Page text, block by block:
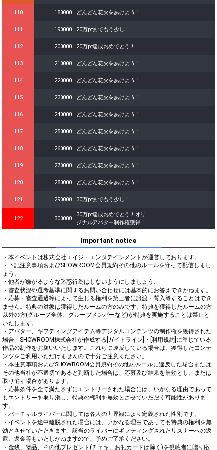
110 180000 どんどん花火をあげよう！
111 190000 20万ptまでもう少し！
112 200000 20万pt達成おめでとう！
113 210000 どんどん花火をあげよう！
114 220000 どんどん花火をあげよう！
115 230000 どんどん花火をあげよう！
116 240000 どんどん花火をあげよう！
117 250000 どんどん花火をあげよう！
118 260000 どんどん花火をあげよう！
119 270000 どんどん花火をあげよう！
120 280000 どんどん花火をあげよう！
121 290000 30万ptまでもう少し！
122 300000
30万pt達成おめでとう！オリ
ジナルアバター制作権獲得！
Important notice
・本イベントは株式会社エイジ・エンタテインメントが運営しております。
・下記注意事項およびSHOWROOM会員規約その他のルールを守って配信しまし
ょう。
・他者が嫌がるような迷惑行為はしないようにしましょう。
・審査状況や選考基準に関するお問い合わせには基本的にお答えできかねます。
・応募・審査通過等によって生じる権利を第三者に譲渡・質入等することはでき
ません。特典の対象は獲得したルームの方のみです。特典を獲得したルームの方
以外の方(グループ全体、グループメンバーなど)が特典を実施することは禁止と
いたします。
・アバター、ギフティングアイテム等デジタルコンテンツの制作権を獲得された
場合、SHOWROOM株式会社が作成する[ガイドライン]・[利用規約]に準じている
作品の制作をお願いいたします。これらに違反している場合は、獲得したコンテ
ンツをご利用いただけませんので十分ご注意ください。
・本注意事項およびSHOWROOM会員規約その他のルールに違反した場合または
その他当社が不適切であると判断した場合は、応募及び結果を無効とし、または
取り消す場合があります。
・応募条件を全て満たさずにエントリーされた場合には、いかなる理由であって
もエントリーを取り消し、特典の権利を無効とさせていただく可能性がありま
す。
・バーチャルライバーに関しては各人の世界観により定義された性別です。
・イベントを途中離脱された場合には、いかなる理由であっても特典の権利を無
効とさせていただきます。該当のライバーにギフティングされたリスナーへの返
還、返金等もいたしかねますので、予めご了承ください。
・金銭、物品、その他プレゼント(チェキ、お礼カードは除く)を視聴者に贈り応